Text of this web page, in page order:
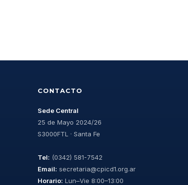
CONTACTO
Sede Central
25 de Mayo 2024/26
S3000FTL · Santa Fe
Tel: (0342) 581-7542
Email: secretaria@cpicd1.org.ar
Horario: Lun–Vie 8:00–13:00